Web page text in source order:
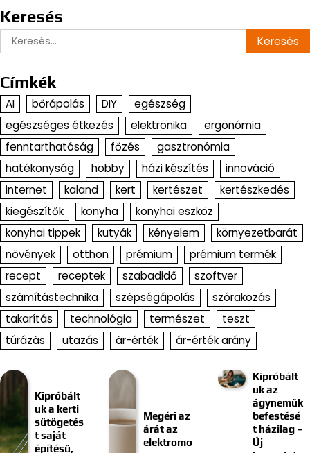
Keresés
Keresés:
Címkék
AI bőrápolás DIY
egészség
egészséges étkezés
elektronika
ergonómia
fenntarthatóság
főzés
gasztronómia
hatékonyság
hobby házi készítés
innováció
internet
kaland kert kertészet
kertészkedés
kiegészítők
konyha
konyhai eszköz
konyhai tippek
kutyák kényelem
környezetbarát
növények
otthon prémium
prémium termék
recept
receptek szabadidő
szoftver
számítástechnika
szépségápolás
szórakozás
takarítás
technológia természet
teszt
túrázás
utazás ár-érték ár-érték arány
Kipróbált
uk a kerti
sütögetés
t saját
építésű,
Megéri az
árát az
elektromo
Kipróbált
uk az
ágyneműk
befestésé
t házilag –
Új